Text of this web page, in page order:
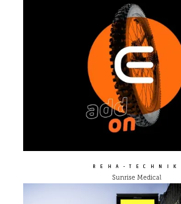
REHA-TECHNIK
Sunrise Medical